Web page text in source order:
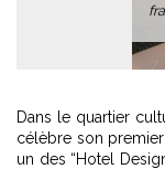
Dans le quartier
célèbre son
un des “Hotel